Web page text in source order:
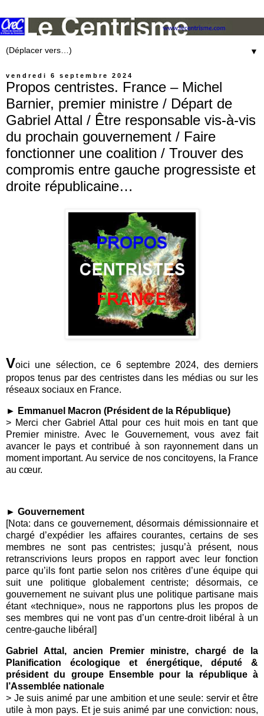
▼
vendredi 6 septembre 2024
Propos centristes. France – Michel
Barnier, premier ministre / Départ de
Gabriel Attal / Être responsable vis-à-vis
du prochain gouvernement / Faire
fonctionner une coalition / Trouver des
compromis entre gauche progressiste et
droite républicaine…
Voici une sélection, ce 6 septembre 2024, des derniers
propos tenus par des centristes dans les médias ou sur les
réseaux sociaux en France.
► Emmanuel Macron (Président de la République)
> Merci cher Gabriel Attal pour ces huit mois en tant que
Premier ministre. Avec le Gouvernement, vous avez fait
avancer le pays et contribué à son rayonnement dans un
moment important. Au service de nos concitoyens, la France
au cœur.
► Gouvernement
[Nota: dans ce gouvernement, désormais démissionnaire et
chargé d’expédier les affaires courantes, certains de ses
membres ne sont pas centristes; jusqu’à présent, nous
retranscrivions leurs propos en rapport avec leur fonction
parce qu’ils font partie selon nos critères d’une équipe qui
suit une politique globalement centriste; désormais, ce
gouvernement ne suivant plus une politique partisane mais
étant «technique», nous ne rapportons plus les propos de
ses membres qui ne vont pas d’un centre-droit libéral à un
centre-gauche libéral]
Gabriel Attal, ancien Premier ministre, chargé de la
Planification écologique et énergétique, député &
président du groupe Ensemble pour la république à
l’Assemblée nationale
> Je suis animé par une ambition et une seule: servir et être
utile à mon pays. Et je suis animé par une conviction: nous,